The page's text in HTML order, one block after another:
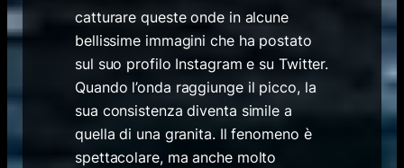
catturare queste onde in alcune
bellissime immagini che ha postato
sul suo profilo Instagram e su Twitter.
Quando l’onda raggiunge il picco, la
sua consistenza diventa simile a
quella di una granita. Il fenomeno è
spettacolare, ma anche molto